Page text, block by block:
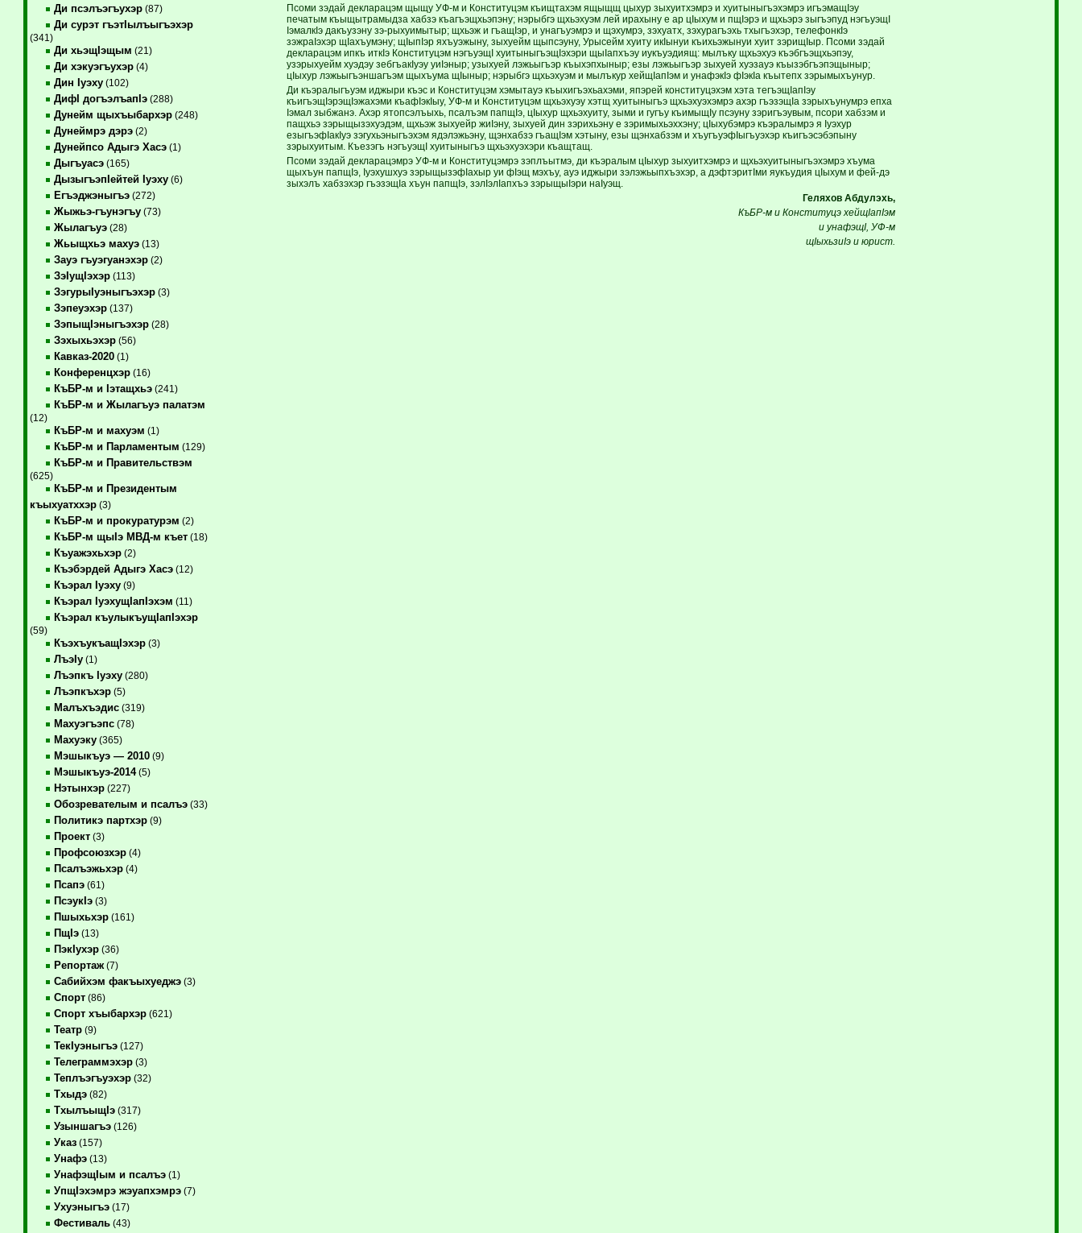
Ди псэлъэгъухэр(87)
Ди сурэт гъэтIылъыгъэхэр
(341)
Ди хьэщIэщым (21)
Ди хэкуэгъухэр(4)
Дин Iуэху(102)
ДифI догъэлъапIэ(288)
Дунейм щыхъыбархэр(248)
Дунеймрэ дэрэ(2)
Дунейпсо Адыгэ Хасэ(1)
Дыгъуасэ(165)
ДызыгъэпIейтей Iуэху(6)
Егъэджэныгъэ(272)
Жыжьэ-гъунэгъу(73)
Жылагъуэ(28)
Жьыщхьэ махуэ(13)
Зауэ гъуэгуанэхэр(2)
ЗэIущIэхэр(113)
ЗэгурыIуэныгъэхэр(3)
Зэпеуэхэр(137)
ЗэпыщIэныгъэхэр(28)
Зэхыхьэхэр(56)
Кавказ-2020(1)
Конференцхэр(16)
КъБР-м и Iэтащхьэ(241)
КъБР-м и Жылагъуэ палатэм
(12)
КъБР-м и махуэм (1)
КъБР-м и Парламентым (129)
КъБР-м и Правительствэм
(625)
КъБР-м и Президентым
къыхуатххэр(3)
КъБР-м и прокуратурэм (2)
КъБР-м щыIэ МВД-м къет(18)
Къуажэхьхэр(2)
Къэбэрдей Адыгэ Хасэ(12)
Къэрал Iуэху(9)
Къэрал IуэхущIапIэхэм (11)
Къэрал къулыкъущIапIэхэр
(59)
КъэхъукъащIэхэр(3)
ЛъэIу(1)
Лъэпкъ Iуэху(280)
Лъэпкъхэр(5)
Малъхъэдис(319)
Махуэгъэпс(78)
Махуэку(365)
Мэшыкъуэ — 2010(9)
Мэшыкъуэ-2014(5)
Нэтынхэр(227)
Обозревателым и псалъэ(33)
Политикэ партхэр(9)
Проект(3)
Профсоюзхэр(4)
Псалъэжьхэр(4)
Псапэ(61)
ПсэукIэ(3)
Пшыхьхэр(161)
ПщIэ(13)
ПэкIухэр(36)
Репортаж(7)
Сабийхэм факъыхуеджэ(3)
Спорт(86)
Спорт хъыбархэр(621)
Театр(9)
ТекIуэныгъэ(127)
Телеграммэхэр(3)
Теплъэгъуэхэр(32)
Тхыдэ(82)
ТхылъыщIэ(317)
Узыншагъэ(126)
Указ(157)
Унафэ(13)
УнафэщIым и псалъэ(1)
УпщIэхэмрэ жэуапхэмрэ(7)
Ухуэныгъэ(17)
Фестиваль(43)
Псоми зэдай декларацэм щыщу УФ-м и Конституцэм къищтахэм ящыщщ цыхур зыхуитхэмрэ и хуитыныгъэхэмрэ игъэмащIэу
печатым къыщытрамыдза хабзэ къагъэщхьэпэну; нэрыбгэ щхьэхуэм лей ирахыну е ар цIыхум и пщIэрэ и щхьэрэ зыгъэпуд нэгъуэщI
IэмалкIэ дакъузэну зэ-рыхуимытыр; щхьэж и гъащIэр, и унагъуэмрэ и щэхумрэ, зэхуатх, зэхурагъэхь тхыгъэхэр, телефонкIэ
зэжраIэхэр щIахъумэну; щIыпIэр яхъуэжыну, зыхуейм щыпсэуну, Урысейм хуиту икIынуи къихьэжынуи хуит зэрищIыр. Псоми зэдай
декларацэм ипкъ иткIэ Конституцэм нэгъуэщI хуитыныгъэщIэхэри щыIапхъэу иукъуэдиящ: мылъку щхьэхуэ къэбгъэщхьэпэу,
узэрыхуейм хуэдэу зебгъакIуэу уиIэныр; узыхуей лэжьыгъэр къыхэпхыныр; езы лэжьыгъэр зыхуей хуэзауэ къызэбгъэпэщыныр;
цIыхур лэжьыгъэншагъэм щыхъума щIыныр; нэрыбгэ щхьэхуэм и мылъкур хейщIапIэм и унафэкIэ фIэкIа къытепх зэрымыхъунур.
Ди къэралыгъуэм иджыри къэс и Конституцэм хэмытауэ къыхигъэхьахэми, япэрей конституцэхэм хэта тегъэщIапIэу
къигъэщIэрэщIэжахэми къафIэкIыу, УФ-м и Конституцэм щхьэхуэу хэтщ хуитыныгъэ щхьэхуэхэмрэ ахэр гъэзэщIа зэрыхъунумрэ епха
Iэмал зыбжанэ. Ахэр ятопсэлъыхь, псалъэм папщIэ, цIыхур щхьэхуиту, зыми и гугъу къимыщIу псэуну зэригъэувым, псори хабзэм и
пащхьэ зэрыщызэхуэдэм, щхьэж зыхуейр жиIэну, зыхуей дин зэрихьэну е зэримыхьэххэну; цIыхубэмрэ къэралымрэ я Iуэхур
езыгъэфIакIуэ зэгухьэныгъэхэм ядэлэжьэну, щэнхабзэ гъащIэм хэтыну, езы щэнхабзэм и хъугъуэфIыгъуэхэр къигъэсэбэпыну
зэрыхуитым. Къезэгъ нэгъуэщI хуитыныгъэ щхьэхуэхэри къащтащ.
Псоми зэдай декларацэмрэ УФ-м и Конституцэмрэ зэплъытмэ, ди къэралым цIыхур зыхуитхэмрэ и щхьэхуитыныгъэхэмрэ хъума
щыхъун папщIэ, Iуэхушхуэ зэрыщызэфIахыр уи фIэщ мэхъу, ауэ иджыри зэлэжьыпхъэхэр, а дэфтэритIми яукъудия цIыхум и фей-дэ
зыхэлъ хабзэхэр гъэзэщIа хъун папщIэ, зэлIэлIапхъэ зэрыщыIэри наIуэщ.
Геляхов Абдулэхь,
КъБР-м и Конституцэ хейщIапIэм
и унафэщI, УФ-м
щIыхьзиIэ и юрист.